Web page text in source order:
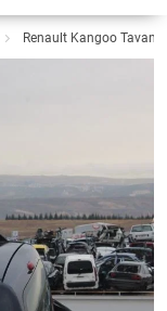
Renault Kangoo Tavan